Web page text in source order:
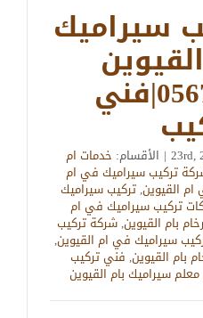
سيراميك
|0567376923|فني
| الأقسام: خدمات ام
تركيب سيراميك في ام
القيوين,تركيب سيراميك
تركيب سيراميك في ام
بام القيوين,شركة تركيب
سيراميك في ام القيوين,
بام القيوين, فني تركيب
سيراميك بام القيوين